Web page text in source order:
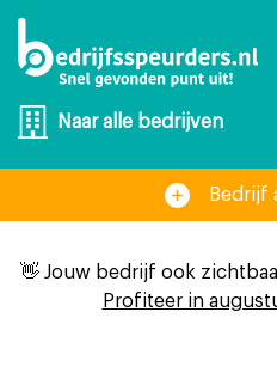
Naar alle bedrijven
Bedrijf
👋 Jouw bedrijf ook
Profiteer in